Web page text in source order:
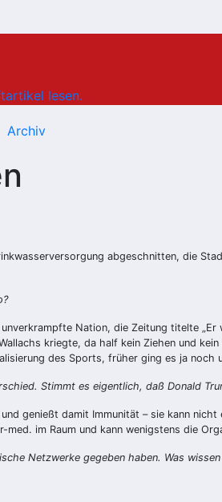
lesen.
Archiv
abgeschnitten, die
Nation, die Zeitung titelte
kriegte, da half kein Ziehen und
des Sports, früher ging es ja noch
Stimmt es eigentlich, daß Donald
genießt damit Immunität – sie kann
im Raum und kann wenigstens die
Netzwerke gegeben haben. Was